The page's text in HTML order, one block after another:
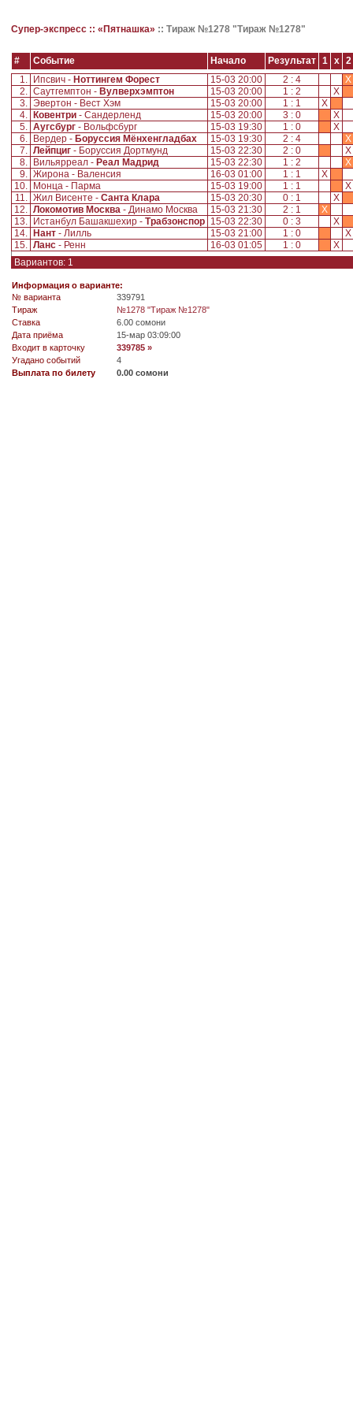
Супер-экспресс :: «Пятнашка» :: Тираж №1278 "Тираж №1278"
# Событие Начало Результат 1 x
2
1.
Ипсвич - Ноттингем Форест 15-03 20:00 2 : 4
X
2. Саутгемптон - Вулверхэмптон 15-03 20:00 1 : 2
X
3. Эвертон - Вест Хэм 15-03 20:00 1 : 1
X
4.
Ковентри - Сандерленд 15-03 20:00 3 : 0
X
5. Аугсбург - Вольфсбург 15-03 19:30 1 : 0
X
6.
Вердер - Боруссия Мёнхенгладбах 15-03 19:30 2 : 4
X
7. Лейпциг - Боруссия Дортмунд 15-03 22:30 2 : 0
X
8.
Вильярреал - Реал Мадрид 15-03 22:30 1 : 2
X
9. Жирона - Валенсия 16-03 01:00 1 : 1
X
10.
Монца - Парма 15-03 19:00 1 : 1
X
11. Жил Висенте - Санта Клара 15-03 20:30 0 : 1
X
12. Локомотив Москва - Динамо Москва 15-03 21:30 2 : 1
X
13.
Истанбул Башакшехир - Трабзонспор 15-03 22:30 0 : 3
X
14.
Нант - Лилль 15-03 21:00 1 : 0
X
15. Ланс - Ренн 16-03 01:05 1 : 0
X
Вариантов: 1
Информация о варианте:
№ варианта
339791
Tираж
№1278 "Тираж №1278"
Ставка
6.00 сомони
Дата приёма
15-мар 03:09:00
Входит в карточку
339785 »
Угадано событий
4
Выплата по билету
0.00 сомони